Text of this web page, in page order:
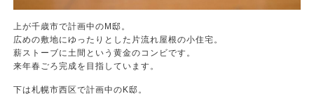
上が千歳市で計画中のM邸。
広めの敷地にゆったりとした片流れ屋根の小住宅。
薪ストーブに土間という黄金のコンビです。
来年春ごろ完成を目指しています。
下は札幌市西区で計画中のK邸。